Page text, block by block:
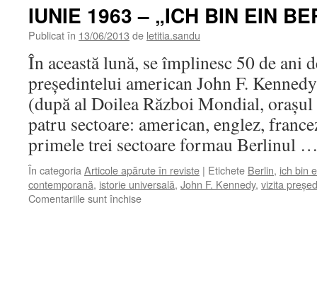
IUNIE 1963 – „ICH BIN EIN
Publicat în 13/06/2013 de letitia.sandu
În această lună, se împlinesc 50 de ani
preşedintelui american John F.
(după al Doilea Război Mondial,
patru sectoare: american, englez,
primele trei sectoare formau Berlinul
În categoria Articole apărute în reviste | Etichete Berlin, ich bin
contemporană, istorie universală, John F. Kennedy, vizita
Comentariile sunt închisepentru